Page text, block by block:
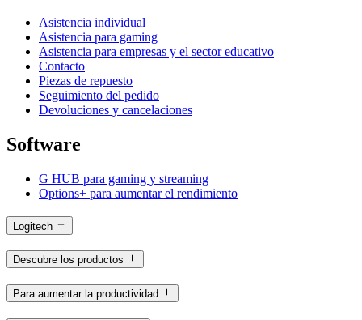
Asistencia individual
Asistencia para gaming
Asistencia para empresas y el sector educativo
Contacto
Piezas de repuesto
Seguimiento del pedido
Devoluciones y cancelaciones
Software
G HUB para gaming y streaming
Options+ para aumentar el rendimiento
Logitech
Descubre los productos
Para aumentar la productividad